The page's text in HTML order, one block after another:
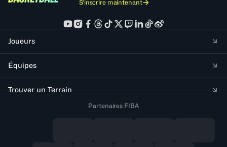
S'inscrire maintenant
Joueurs
Équipes
Trouver un Terrain
Partenaires FIBA